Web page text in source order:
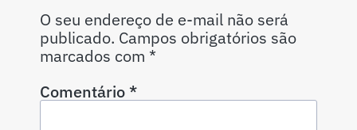
O seu endereço de e-mail não será
publicado. Campos obrigatórios são
marcados com *
Comentário*